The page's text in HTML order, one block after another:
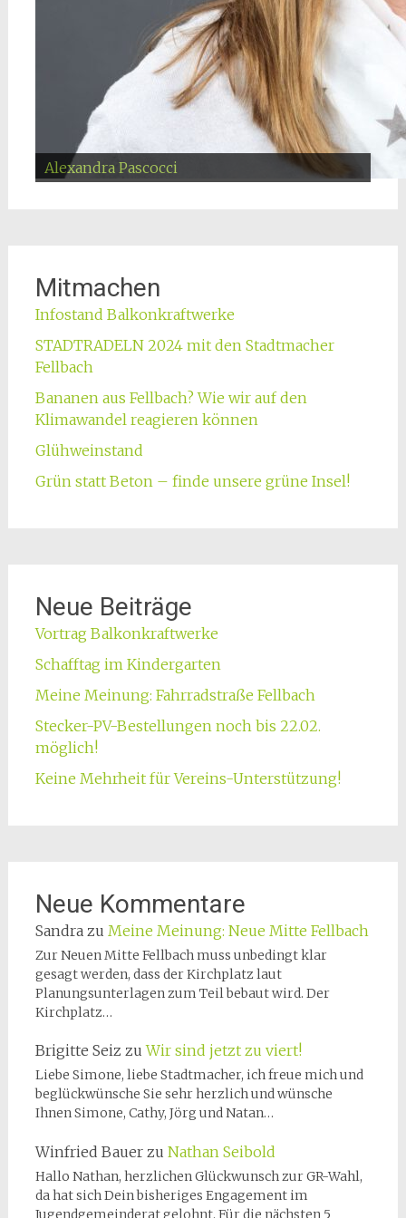
Plakatieren
Vortrag Balkonkraftwerke
Vortrag Balkonkraftwerke
Alexandra Pascocci
Jutta Schiller
Rolf Großmann
Vortrag Stadtbäume
Maikäferfest
Buchs Aktion
Christina Kugler
Kerstin Puppa
Simone Lebherz
Plakatieren
Nathan Seibold
Sabine Stephan
Jörg Schiller
Tibor Schütz
Mitmachen
Infostand Balkonkraftwerke
STADTRADELN 2024 mit den Stadtmacher
Fellbach
Bananen aus Fellbach? Wie wir auf den
Klimawandel reagieren können
Glühweinstand
Grün statt Beton – finde unsere grüne Insel!
Neue Beiträge
Vortrag Balkonkraftwerke
Schafftag im Kindergarten
Meine Meinung: Fahrradstraße Fellbach
Stecker-PV-Bestellungen noch bis 22.02.
möglich!
Keine Mehrheit für Vereins-Unterstützung!
Neue Kommentare
Sandrazu Meine Meinung: Neue Mitte Fellbach
Zur Neuen Mitte Fellbach muss unbedingt klar
gesagt werden, dass der Kirchplatz laut
Planungsunterlagen zum Teil bebaut wird. Der
Kirchplatz…
Brigitte Seiz zuWir sind jetzt zu viert!
Liebe Simone, liebe Stadtmacher, ich freue mich und
beglückwünsche Sie sehr herzlich und wünsche
Ihnen Simone, Cathy, Jörg und Natan…
Winfried Bauerzu Nathan Seibold
Hallo Nathan, herzlichen Glückwunsch zur GR-Wahl,
da hat sich Dein bisheriges Engagement im
Jugendgemeinderat gelohnt. Für die nächsten 5